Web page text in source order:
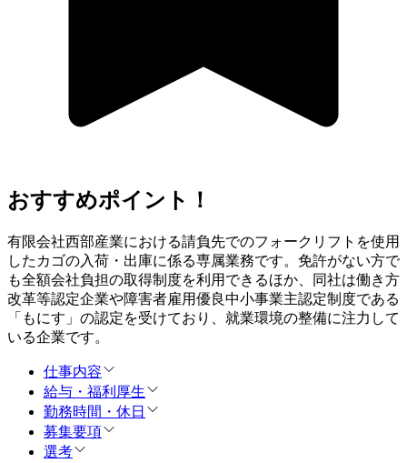
おすすめポイント！
有限会社西部産業における請負先でのフォークリフトを使用
したカゴの入荷・出庫に係る専属業務です。免許がない方で
も全額会社負担の取得制度を利用できるほか、同社は働き方
改革等認定企業や障害者雇用優良中小事業主認定制度である
「もにす」の認定を受けており、就業環境の整備に注力して
いる企業です。
仕事内容
給与・福利厚生
勤務時間・休日
募集要項
選考